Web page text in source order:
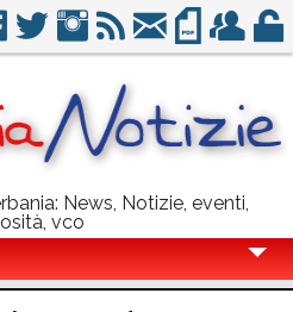
News, Notizie, eventi,
vco